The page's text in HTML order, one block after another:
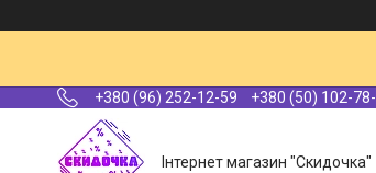
+380 (96) 252-12-59 +380 (50) 102-
Інтернет магазин "Скидочка"